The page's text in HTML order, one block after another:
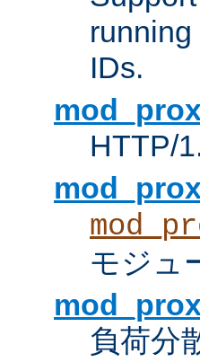
IDs.
HTTP/
モジュ
負荷分